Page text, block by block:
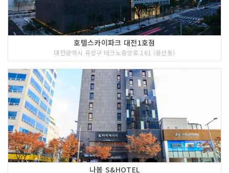
호텔스카이파크 대전1호점
대전광역시 유성구 테크노중앙로 161 (용산동)
나봄 S&HOTEL